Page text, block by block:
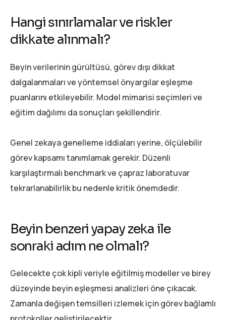
Hangi sınırlamalar ve riskler
dikkate alınmalı?
Beyin verilerinin gürültüsü, görev dışı dikkat
dalgalanmaları ve yöntemsel önyargılar eşleşme
puanlarını etkileyebilir. Model mimarisi seçimleri ve
eğitim dağılımı da sonuçları şekillendirir.
Genel zekaya genelleme iddiaları yerine, ölçülebilir
görev kapsamı tanımlamak gerekir. Düzenli
karşılaştırmalı benchmark ve çapraz laboratuvar
tekrarlanabilirlik bu nedenle kritik önemdedir.
Beyin benzeri yapay zeka ile
sonraki adım ne olmalı?
Gelecekte çok kipli veriyle eğitilmiş modeller ve birey
düzeyinde beyin eşleşmesi analizleri öne çıkacak.
Zamanla değişen temsilleri izlemek için görev bağlamlı